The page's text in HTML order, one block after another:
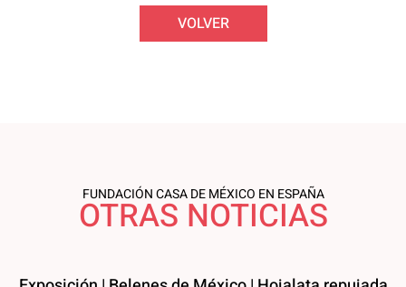
VOLVER
FUNDACIÓN CASA DE MÉXICO EN ESPAÑA
OTRAS NOTICIAS